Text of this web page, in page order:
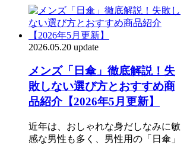
2026.05.20 update
メンズ「日傘」徹底解説！失
敗しない選び方とおすすめ商
品紹介【2026年5月更新】
近年は、おしゃれな身だしなみに敏
感な男性も多く、男性用の「日傘」